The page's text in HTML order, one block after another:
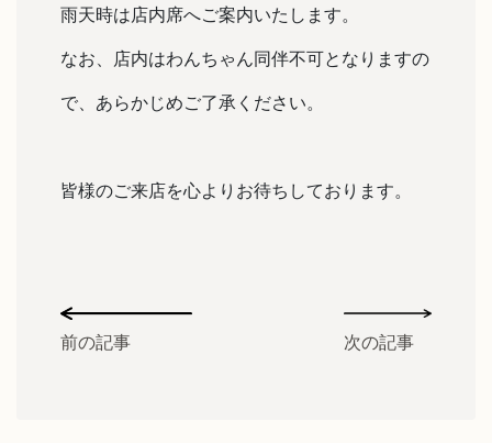
雨天時は店内席へご案内いたします。
なお、店内はわんちゃん同伴不可となりますの
で、あらかじめご了承ください。
皆様のご来店を心よりお待ちしております。
前の記事 次の記事